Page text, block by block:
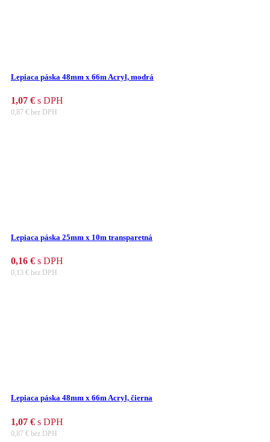
Lepiaca páska 48mm x 66m Acryl, modrá
1,07 € s DPH
0,87 € bez DPH
Lepiaca páska 25mm x 10m transparetná
0,16 € s DPH
0,13 € bez DPH
Lepiaca páska 48mm x 66m Acryl, čierna
1,07 € s DPH
0,87 € bez DPH